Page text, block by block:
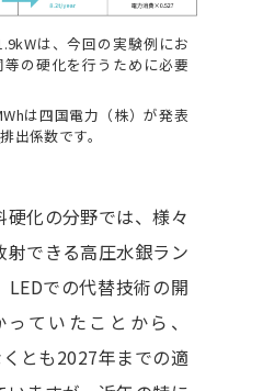
は、今回の実験例にお
の硬化を行うために必要
は四国電力（株）が発表
排出係数です。
化の分野では、様々
射できる高圧水銀ラン
LEDでの代替技術の開
ていたことから、
とも2027年までの適